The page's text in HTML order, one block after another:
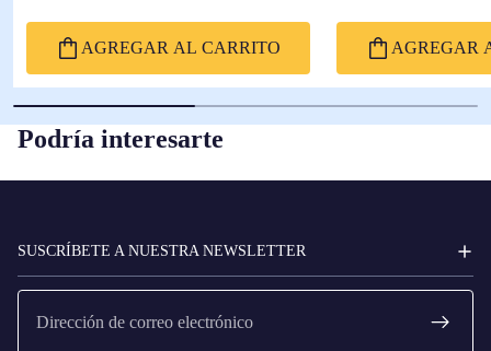
AGREGAR AL CARRITO AGREGAR
Podría interesarte
SUSCRÍBETE A NUESTRA NEWSLETTER
Correo
electrónico